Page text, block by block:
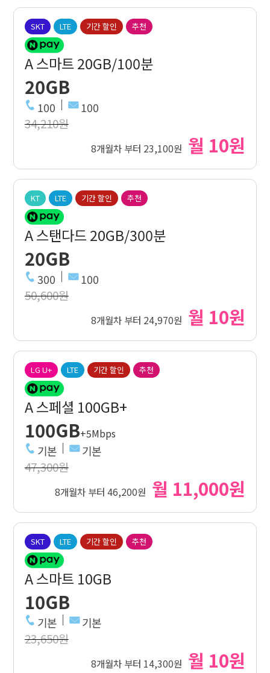
SKT LTE 기간 할인 추천
A 스마트 20GB/100분
20GB
100 100
34,210원
8개월차 부터 23,100원 월 10원
KT LTE 기간 할인 추천
A 스탠다드 20GB/300분
20GB
300 100
50,600원
8개월차 부터 24,970원 월 10원
LG U+ LTE 기간 할인 추천
A 스페셜 100GB+
100GB+5Mbps
기본 기본
47,300원
8개월차 부터 46,200원 월 11,000원
SKT LTE 기간 할인 추천
A 스마트 10GB
10GB
기본 기본
23,650원
8개월차 부터 14,300원 월 10원